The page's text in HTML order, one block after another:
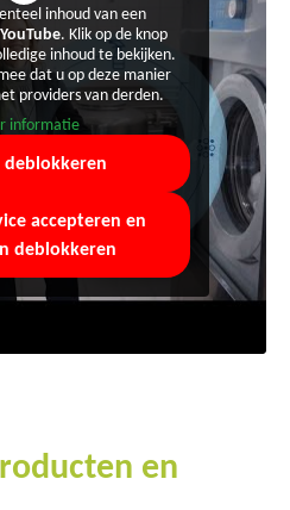
inhoud van een
YouTube. Klik op de knop
inhoud te bekijken.
dat u op deze manier
providers van derden.
informatie
accepteren en
deblokkeren
en